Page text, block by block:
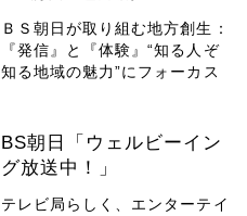
ＢＳ朝日が取り組む地方創生：
『発信』と『体験』“知る人ぞ
知る地域の魅力”にフォーカス
BS朝日「ウェルビーイン
グ放送中！」
テレビ局らしく、エンターテイ